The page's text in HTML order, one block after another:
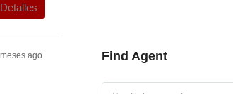
ago Find Agent